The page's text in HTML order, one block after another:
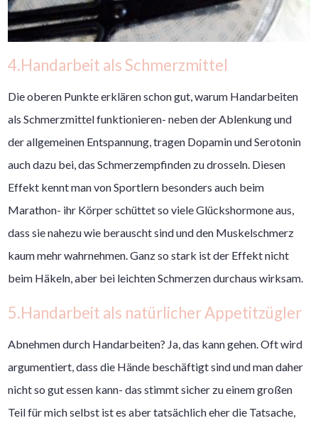
4.Handarbeit als Schmerzmittel
Die oberen Punkte erklären schon gut, warum Handarbeiten
als Schmerzmittel funktionieren- neben der Ablenkung und
der allgemeinen Entspannung, tragen Dopamin und Serotonin
auch dazu bei, das Schmerzempfinden zu drosseln. Diesen
Effekt kennt man von Sportlern besonders auch beim
Marathon- ihr Körper schüttet so viele Glückshormone aus,
dass sie nahezu wie berauscht sind und den Muskelschmerz
kaum mehr wahrnehmen. Ganz so stark ist der Effekt nicht
beim Häkeln, aber bei leichten Schmerzen durchaus wirksam.
5.Handarbeit als natürlicher Appetitzügler
Abnehmen durch Handarbeiten? Ja, das kann gehen. Oft wird
argumentiert, dass die Hände beschäftigt sind und man daher
nicht so gut essen kann- das stimmt sicher zu einem großen
Teil für mich selbst ist es aber tatsächlich eher die Tatsache,